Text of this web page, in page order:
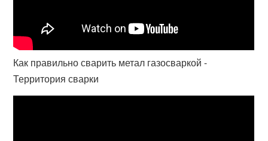
Как правильно сварить метал газосваркой -
Территория сварки